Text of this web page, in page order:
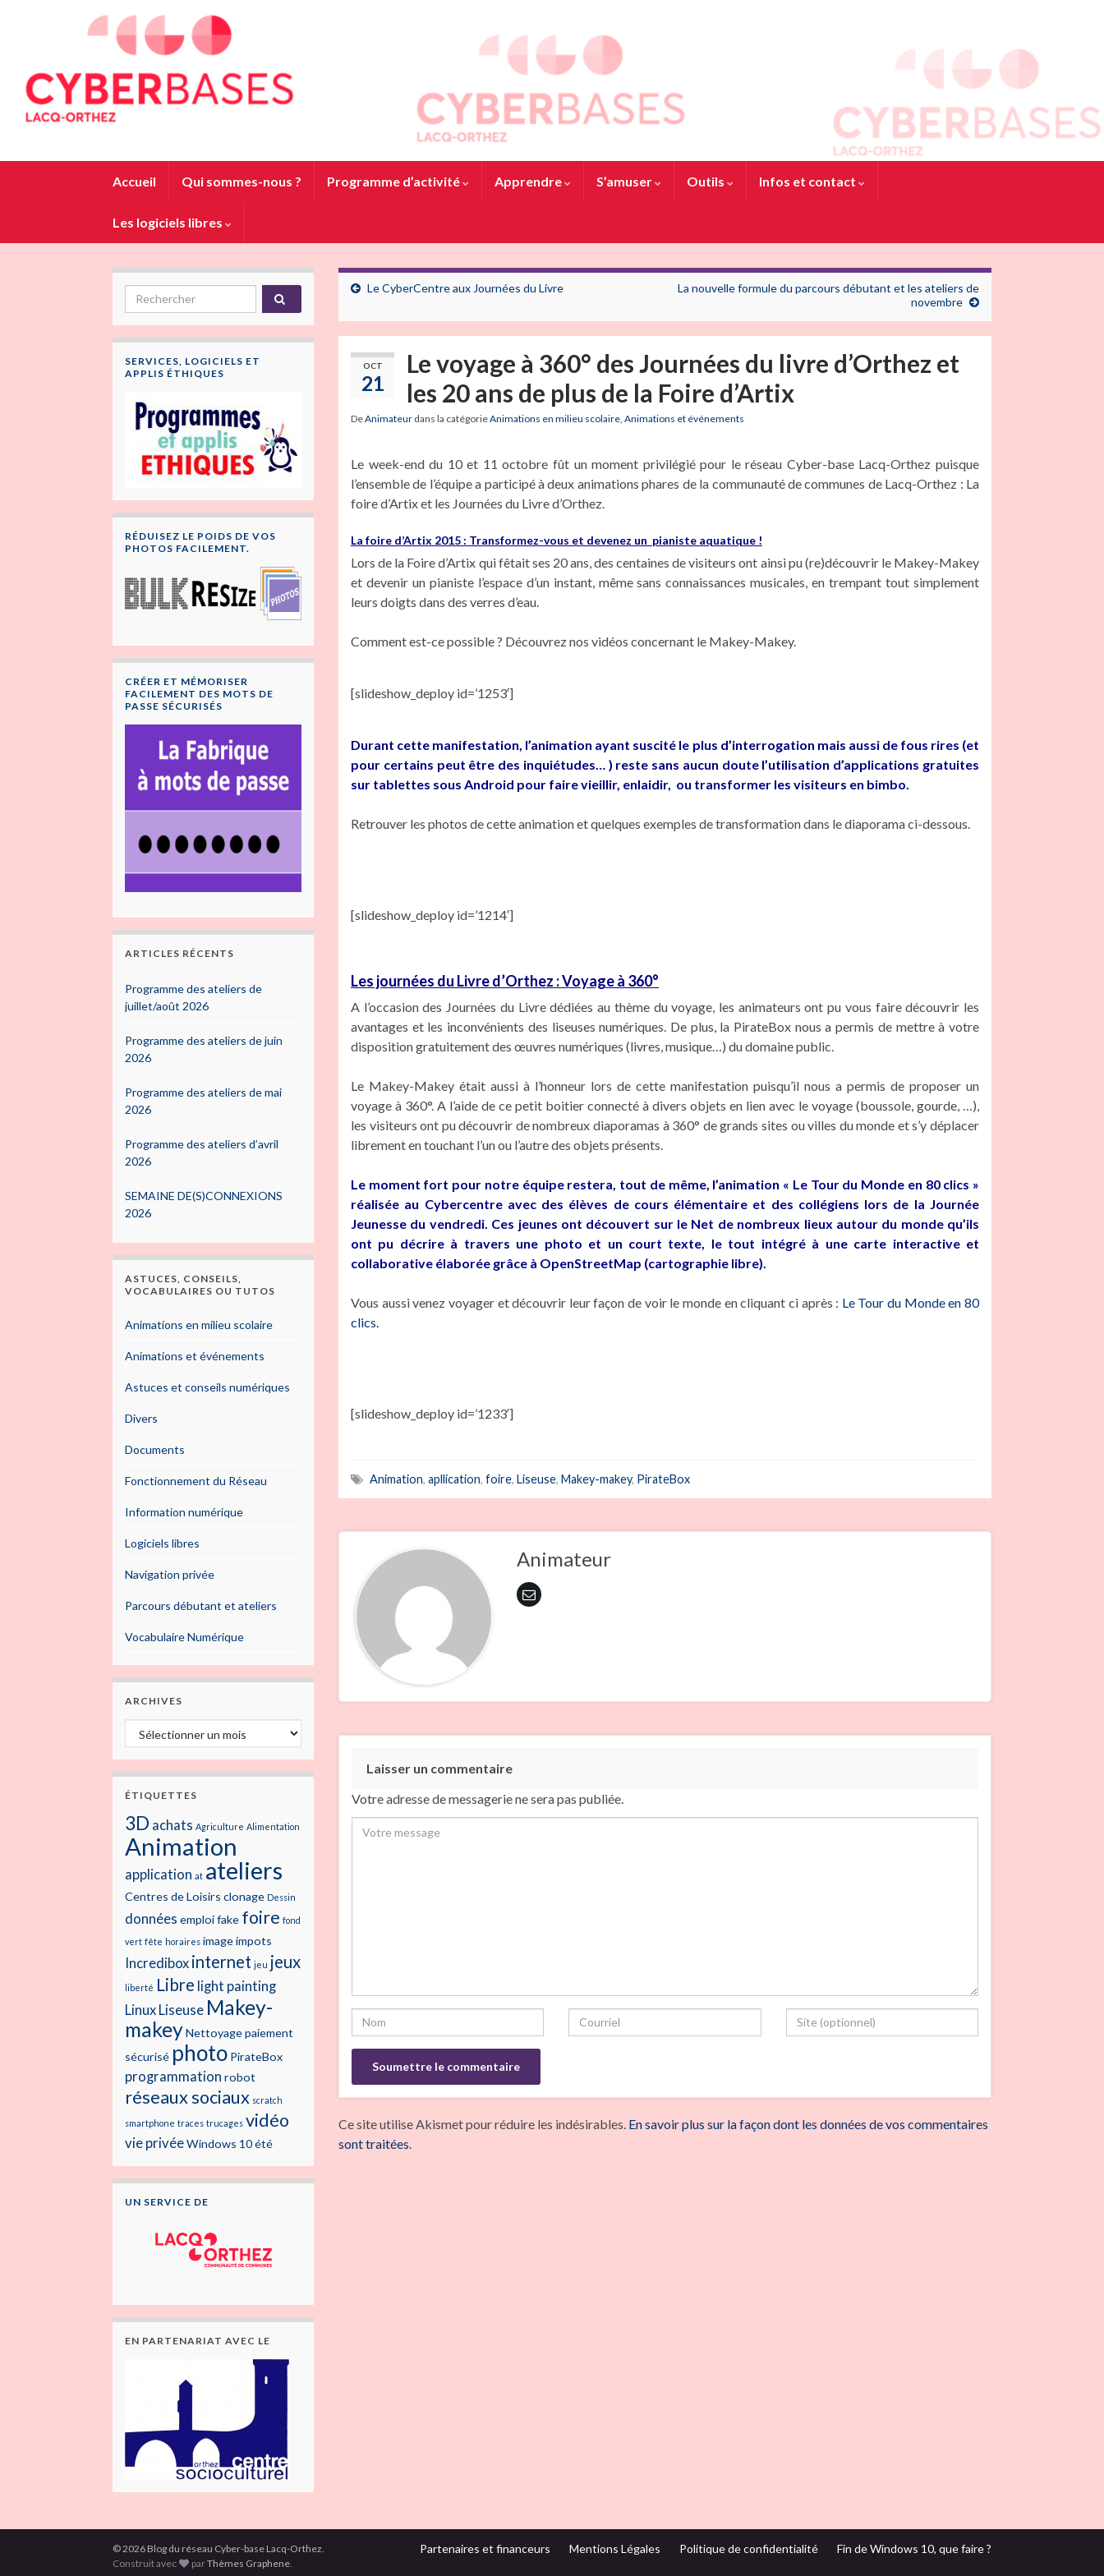
Accueil Qui sommes-nous ? Programme d’activité Apprendre S’amuser Outils Infos et contact
Les logiciels libres
Search for:
SERVICES, LOGICIELS ET
APPLIS ÉTHIQUES
RÉDUISEZ LE POIDS DE VOS
PHOTOS FACILEMENT.
CRÉER ET MÉMORISER
FACILEMENT DES MOTS DE
PASSE SÉCURISÉS
ARTICLES RÉCENTS
Programme des ateliers de
juillet/août 2026
Programme des ateliers de juin
2026
Programme des ateliers de mai
2026
Programme des ateliers d’avril
2026
SEMAINE DE(S)CONNEXIONS
2026
ASTUCES, CONSEILS,
VOCABULAIRES OU TUTOS
Animations en milieu scolaire
Animations et événements
Astuces et conseils numériques
Divers
Documents
Fonctionnement du Réseau
Information numérique
Logiciels libres
Navigation privée
Parcours débutant et ateliers
Vocabulaire Numérique
ARCHIVES
Archives
ÉTIQUETTES
3D achats Agriculture Alimentation
Animation
application at ateliers
Centres de Loisirs clonage Dessin
données emploifake foire fond
vert fête horaires imageimpots
Incredibox internet jeu jeux
liberté Libre light painting
Linux Liseuse Makey-
makeyNettoyagepaiement
sécurisé photo PirateBox
programmation robot
réseaux sociaux scratch
smartphone traces trucages vidéo
vie privéeWindows 10été
UN SERVICE DE
EN PARTENARIAT AVEC LE
Le CyberCentre aux Journées du Livre
La nouvelle formule du parcours débutant et les ateliers de
novembre
OCT
21
Le voyage à 360° des Journées du livre d’Orthez et
les 20 ans de plus de la Foire d’Artix
DeAnimateur dans la catégorieAnimations en milieu scolaire Animations et événements
Le week-end du 10 et 11 octobre fût un moment privilégié pour le réseau Cyber-base Lacq-Orthez puisque
l’ensemble de l’équipe a participé à deux animations phares de la communauté de communes de Lacq-Orthez : La
foire d’Artix et les Journées du Livre d’Orthez.
La foire d’Artix 2015 : Transformez-vous et devenez un pianiste aquatique !
Lors de la Foire d’Artix qui fêtait ses 20 ans, des centaines de visiteurs ont ainsi pu (re)découvrir le Makey-Makey
et devenir un pianiste l’espace d’un instant, même sans connaissances musicales, en trempant tout simplement
leurs doigts dans des verres d’eau.
Comment est-ce possible ? Découvrez nos vidéos concernant le Makey-Makey.
[slideshow_deploy id=’1253′]
Durant cette manifestation, l’animation ayant suscité le plus d’interrogation mais aussi de fous rires (et
pour certains peut être des inquiétudes… ) reste sans aucun doute l’utilisation d’applications gratuites
sur tablettes sous Android pour faire vieillir, enlaidir, ou transformer les visiteurs en bimbo.
Retrouver les photos de cette animation et quelques exemples de transformation dans le diaporama ci-dessous.
[slideshow_deploy id=’1214′]
Les journées du Livre d’Orthez : Voyage à 360°
A l’occasion des Journées du Livre dédiées au thème du voyage, les animateurs ont pu vous faire découvrir les
avantages et les inconvénients des liseuses numériques. De plus, la PirateBox nous a permis de mettre à votre
disposition gratuitement des œuvres numériques (livres, musique…) du domaine public.
Le Makey-Makey était aussi à l’honneur lors de cette manifestation puisqu’il nous a permis de proposer un
voyage à 360°. A l’aide de ce petit boitier connecté à divers objets en lien avec le voyage (boussole, gourde, …),
les visiteurs ont pu découvrir de nombreux diaporamas à 360° de grands sites ou villes du monde et s’y déplacer
librement en touchant l’un ou l’autre des objets présents.
Le moment fort pour notre équipe restera, tout de même, l’animation « Le Tour du Monde en 80 clics »
réalisée au Cybercentre avec des élèves de cours élémentaire et des collégiens lors de la Journée
Jeunesse du vendredi. Ces jeunes ont découvert sur le Net de nombreux lieux autour du monde qu’ils
ont pu décrire à travers une photo et un court texte, le tout intégré à une carte interactive et
collaborative élaborée grâce à OpenStreetMap (cartographie libre).
Vous aussi venez voyager et découvrir leur façon de voir le monde en cliquant ci après : Le Tour du Monde en 80
clics.
[slideshow_deploy id=’1233′]
Animation, apllication, foire, Liseuse, Makey-makey, PirateBox
Animateur
Laisser un commentaire
Votre adresse de messagerie ne sera pas publiée.
Ce site utilise Akismet pour réduire les indésirables. En savoir plus sur la façon dont les données de vos commentaires
sont traitées
Partenaires et financeurs Mentions Légales Politique de confidentialité Fin de Windows 10, que faire ?
© 2026 Blog du réseau Cyber-base Lacq-Orthez.
Construit avec
parThèmes Graphene